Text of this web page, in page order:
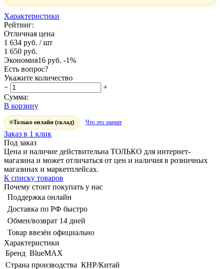
Характеристики
Рейтинг:
Отличная цена
1 634 руб. / шт
1 650 руб.
Экономия16 руб. -1%
Есть вопрос?
Укажите количество
−
+
Сумма:
В корзину
Только онлайн (склад) Что это значит
Заказ в 1 клик
Под заказ
Цена и наличие действительна ТОЛЬКО для интернет-
магазина и может отличаться от цен и наличия в розничных
магазинах и маркетплейсах.
К списку товаров
Почему стоит покупать у нас
Поддержка онлайн
Доставка по РФ быстро
Обмен/возврат 14 дней
Товар ввезён официально
Характеристики
Бренд BlueMAX
Страна производства КНР/Китай